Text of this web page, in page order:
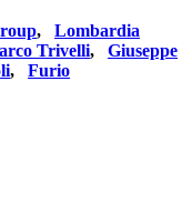
, Lombardia
Trivelli, Giuseppe
, Furio